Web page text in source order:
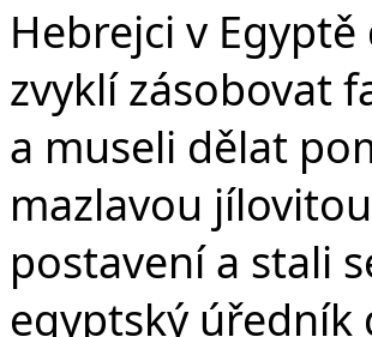
Hebrejci v
zvyklí zásobovat
a museli dělat
mazlavou
postavení a stali
egyptský úředník